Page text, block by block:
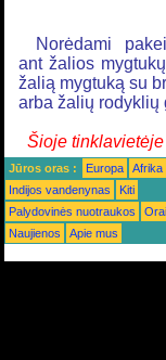
Norėdami
ant žalios
žalią mygtuką su
arba žalių rodyklių
Šioje
Jūros oras : Europa Afrika
Indijos vandenynas
Kiti
Palydovinės nuotraukos
Naujienos
Apie mus